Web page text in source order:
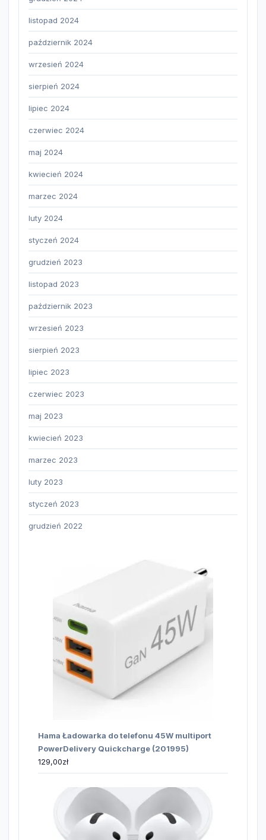
listopad 2024
październik 2024
wrzesień 2024
sierpień 2024
lipiec 2024
czerwiec 2024
maj 2024
kwiecień 2024
marzec 2024
luty 2024
styczeń 2024
grudzień 2023
listopad 2023
październik 2023
wrzesień 2023
sierpień 2023
lipiec 2023
czerwiec 2023
maj 2023
kwiecień 2023
marzec 2023
luty 2023
styczeń 2023
grudzień 2022
Hama Ładowarka do telefonu 45W multiport
PowerDelivery Quickcharge (201995)
129,00zł